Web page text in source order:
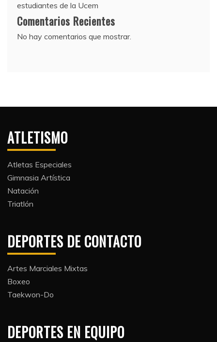
estudiantes de la Ucem
Comentarios Recientes
No hay comentarios que mostrar.
ATLETISMO
Atletas Especiales
Gimnasia Artística
Natación​
Triatlón​
DEPORTES DE CONTACTO
Artes Marciales Mixtas
Boxeo
Taekwon-Do
DEPORTES EN EQUIPO